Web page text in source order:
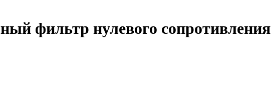
фильтр нулевого сопротивления